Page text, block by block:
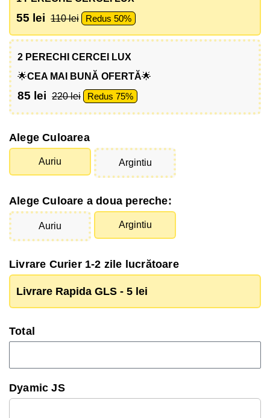
55 lei 110 lei Redus 50%
2 PERECHI CERCEI LUX
🌟CEA MAI BUNĂ OFERTĂ🌟
85 lei 220 lei Redus 75%
Alege Culoarea
Auriu Argintiu
Alege Culoare a doua pereche:
Auriu Argintiu
Livrare Curier 1-2 zile lucrătoare
Livrare Rapida GLS - 5 lei
Total
Dyamic JS